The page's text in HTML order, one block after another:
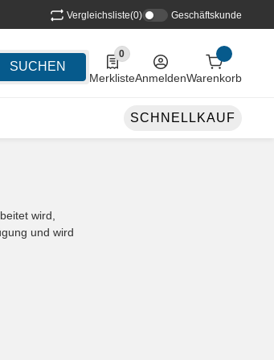
Vergleichsliste(0) Geschäftskunde
SUCHEN
0
0 Produkte in der Liste
MerklisteAnmeldenWarenkorb
SCHNELLKAUF
wird,
und wird